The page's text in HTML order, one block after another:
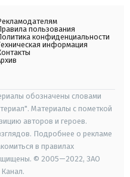
пользования
конфиденциальности
информация
обозначены словами
Материалы с пометкой
авторов и героев.
Подробнее о рекламе
в правилах
© 2005—2022, ЗАО